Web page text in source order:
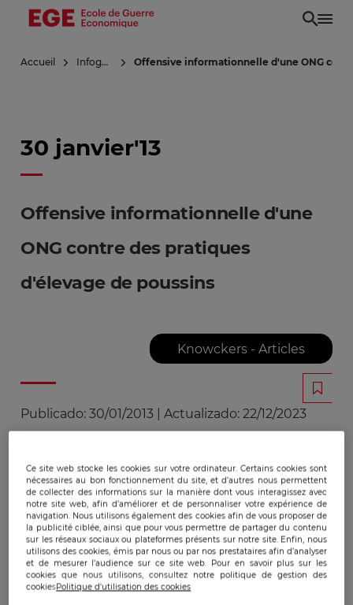
Aller
principal
Accueil Infoguerre Offensive informationnelle d'une ONG
30 janvier'13
Offensive informationnelle d'une
ONG contre des pratiques
d'élevage de poussins
Knowckers - Articles
Publicado: 30/01/2013 Actualizado: 22/12/2023
L'ONG Mercy for animals diffuse en novembre
2011 une vidéo montrant la maltraitance de
poussins et des poules au sein de la ferme
Sparboe Egg, fournisseur d’œufs de tous les
restaurants McDonald's de l'ouest américain.
L'ONG défend les droits des animaux et
encourage au végétarianisme, et n'en est pas à
Ce site web stocke les cookies sur votre ordinateur. Certains cookies sont
nécessaires au bon fonctionnement du site, et d’autres nous permettent
de collecter des informations sur la manière dont vous interagissez avec
notre site web, afin d’améliorer et de personnaliser votre expérience de
navigation. Nous utilisons également des cookies afin de vous proposer de
la publicité ciblée, ainsi que pour vous permettre de partager du contenu
sur les réseaux sociaux ou plateformes présents sur notre site. Enfin, nous
utilisons des cookies, émis par nous ou par nos prestataires afin d’analyser
et de mesurer l’audience sur ce site web. Pour en savoir plus sur les
cookies que nous utilisons, consultez notre politique de gestion des
cookiesPolitique d'utilisation des cookies